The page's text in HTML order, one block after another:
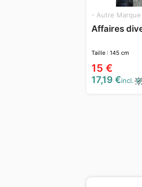
- Autre
Affaires
Taille : 145 cm
15 €
17,19 €incl.